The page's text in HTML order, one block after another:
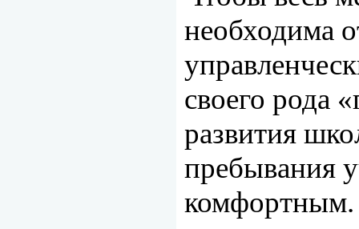
необходима
своего рода
развития
пребывания
комфортным.